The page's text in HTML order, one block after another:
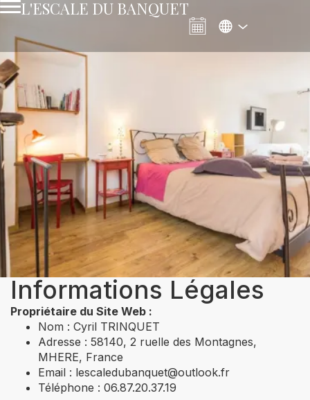
L'ESCALE DU BANQUET
Informations Légales
Propriétaire du Site Web :
Nom : Cyril TRINQUET
Adresse : 58140, 2 ruelle des Montagnes,
MHERE, France
Email : lescaledubanquet@outlook.fr
Téléphone : 06.87.20.37.19